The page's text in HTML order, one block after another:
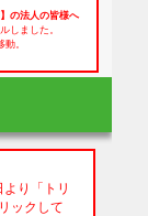
の法人の皆様へ
しました。
動。
り「トリ
ックして